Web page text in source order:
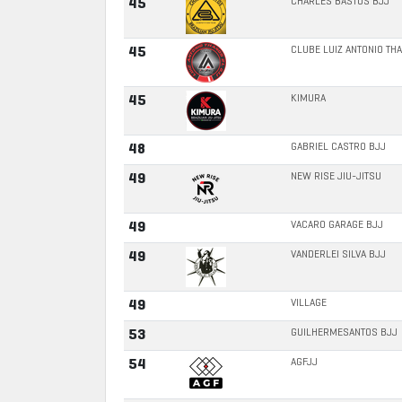
45 CHARLES BASTOS BJJ
45 CLUBE LUIZ ANTONIO
45 KIMURA
48 GABRIEL CASTRO BJJ
49 NEW RISE JIU-JITSU
49 VACARO GARAGE BJJ
49 VANDERLEI SILVA BJJ
49 VILLAGE
53 GUILHERMESANTOS BJJ
54 AGFJJ